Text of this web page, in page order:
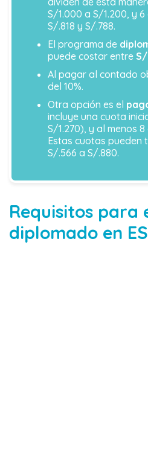
S/1.000 a S/1.200, y
S/.818 y S/.788.
El programa de
puede costar entre
Al pagar al contado
del 10%.
Otra opción es el
incluye una cuota
S/1.270), y al menos
Estas cuotas pueden
S/.566 a S/.880.
Requisitos para
diplomado en